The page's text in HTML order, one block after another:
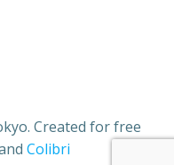
Created for free
Colibri